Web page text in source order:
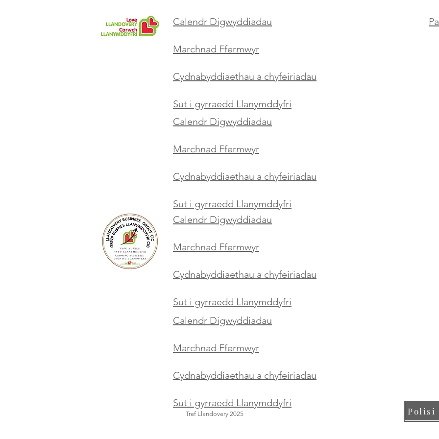
Calendr Digwyddiadau
Marchnad Ffermwyr
Cydnabyddiaethau a chyfeiriadau
Sut i gyrraedd Llanymddyfri
Calendr Digwyddiadau
Marchnad Ffermwyr
Cydnabyddiaethau a chyfeiriadau
Sut i gyrraedd Llanymddyfri
Calendr Digwyddiadau
Marchnad Ffermwyr
Cydnabyddiaethau a chyfeiriadau
Sut i gyrraedd Llanymddyfri
Calendr Digwyddiadau
Marchnad Ffermwyr
Cydnabyddiaethau a chyfeiriadau
Sut i gyrraedd Llanymddyfri
Tref Llandovery 2025 Polisi